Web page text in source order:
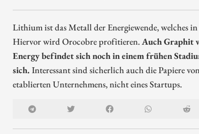
Lithium ist das Metall der Energiewende, welches
Hiervor wird Orocobre profitieren.Auch Graphit
Energy befindet sich noch in einem frühen
sich. Interessant sind sicherlich auch die Papiere
etablierten Unternehmens, nicht eines Startups.